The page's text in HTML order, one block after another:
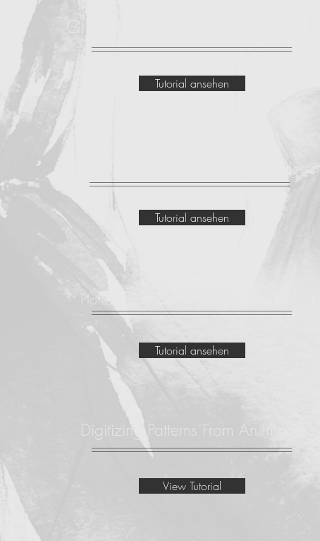
Grundlagen des Output Managers
Tutorial ansehen
Plotdateien in die Markierung importieren
Tutorial ansehen
Plot Life Size Using Designjet Printers
Tutorial ansehen
Digitizing Patterns From An Image
View Tutorial